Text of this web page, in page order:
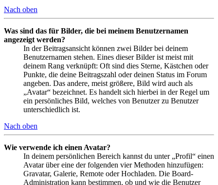
Nach oben
Was sind das für Bilder, die bei meinem Benutzernamen
angezeigt werden?
In der Beitragsansicht können zwei Bilder bei deinem
Benutzernamen stehen. Eines dieser Bilder ist meist mit
deinem Rang verknüpft: Oft sind dies Sterne, Kästchen oder
Punkte, die deine Beitragszahl oder deinen Status im Forum
angeben. Das andere, meist größere, Bild wird auch als
„Avatar“ bezeichnet. Es handelt sich hierbei in der Regel um
ein persönliches Bild, welches von Benutzer zu Benutzer
unterschiedlich ist.
Nach oben
Wie verwende ich einen Avatar?
In deinem persönlichen Bereich kannst du unter „Profil“ einen
Avatar über eine der folgenden vier Methoden hinzufügen:
Gravatar, Galerie, Remote oder Hochladen. Die Board-
Administration kann bestimmen, ob und wie die Benutzer